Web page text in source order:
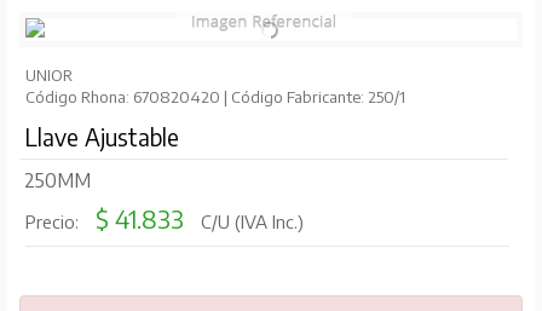
UNIOR
Código Rhona: 670820420 | Código Fabricante: 250/1
Llave Ajustable
250MM
Precio: $ 41.833 C/U (IVA Inc.)